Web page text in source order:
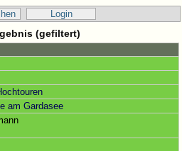
Login
(gefiltert)
am Gardasee